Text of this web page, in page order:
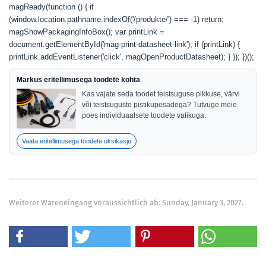
magReady(function () { if
(window.location.pathname.indexOf('/produkte/') === -1) return;
magShowPackagingInfoBox(); var printLink =
document.getElementById('mag-print-datasheet-link'); if (printLink) {
printLink.addEventListener('click', magOpenProductDatasheet); } }); })();
Märkus eritellimusega toodete kohta
Kas vajate seda toodet teistsuguse pikkuse, värvi
või teistsuguste pistikupesadega? Tutvuge meie
poes individuaalsete toodete valikuga.
Vaata eritellimusega toodete üksikasju
Weiterer Wareneingang voraussichtlich ab: Sunday, January 3, 2027.